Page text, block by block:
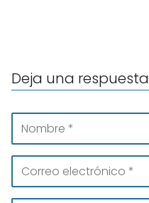
Deja una respuesta